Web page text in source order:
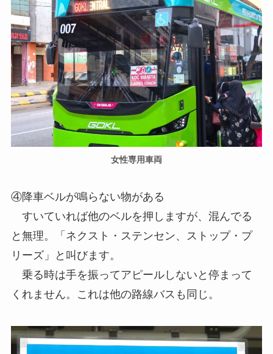
女性専用車両
④降車ベルが鳴らない物がある
すいていれば他のベルを押しますが、混んでる
と無理。「ネクスト・ステンセン、ストップ・プ
リーズ」と叫びます。
乗る時は手を振ってアピールしないと停まって
くれません。これは他の路線バスも同じ。